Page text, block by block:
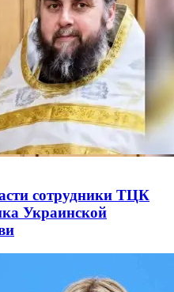
сотрудники ТЦК
Украинской